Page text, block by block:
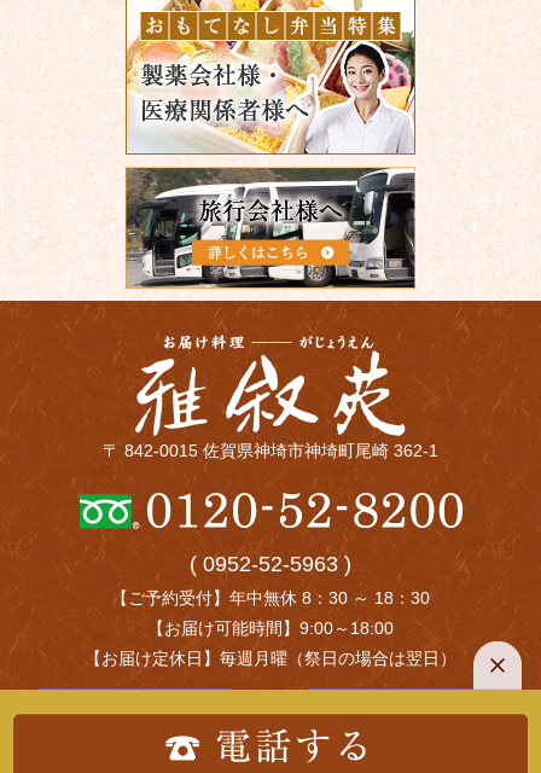
〒 842-0015 佐賀県神埼市神埼町尾崎 362-1
( 0952-52-5963 )
【ご予約受付】年中無休 8：30 ～ 18：30
【お届け可能時間】9:00～18:00
【お届け定休日】毎週月曜（祭日の場合は翌日）